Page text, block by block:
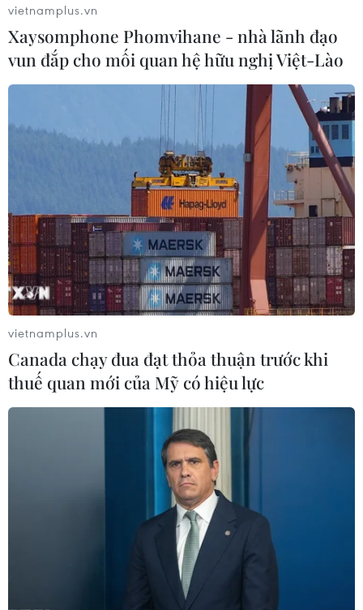
TIN CÙNG CHUYÊN MỤC
Nhật Bản: Sạt lở đất khiến gần 400
vietnamplus.vn
Xaysomphone Phomvihane - nhà lãnh đạo
vun đắp cho mối quan hệ hữu nghị Việt-Lào
vietnamplus.vn
Canada chạy đua đạt thỏa thuận trước khi
thuế quan mới của Mỹ có hiệu lực